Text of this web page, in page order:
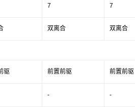
7 7
双离合 双离合
驱 前置前驱 前置前驱
- -